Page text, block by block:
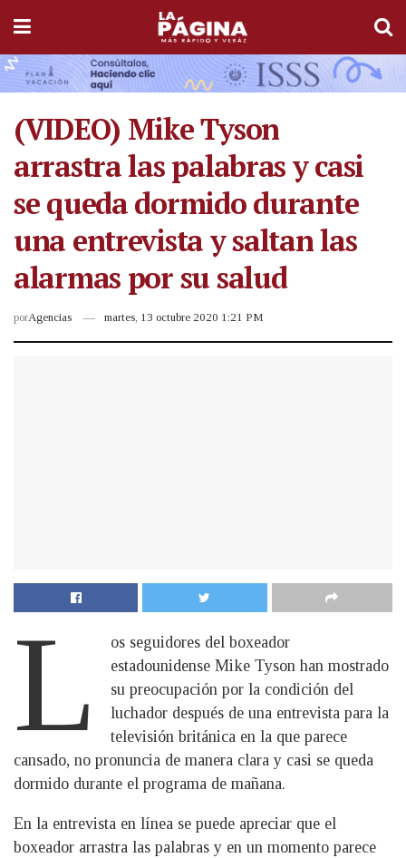
(VIDEO) Mike Tyson
arrastra las palabras y casi
se queda dormido durante
una entrevista y saltan las
alarmas por su salud
porAgencias martes, 13 octubre 2020 1:21 PM
L
os seguidores del boxeador
estadounidense Mike Tyson han mostrado
su preocupación por la condición del
luchador después de una entrevista para la
televisión británica en la que parece
cansado, no pronuncia de manera clara y casi se queda
dormido durante el programa de mañana.
En la entrevista en línea se puede apreciar que el
boxeador arrastra las palabras y en un momento parece